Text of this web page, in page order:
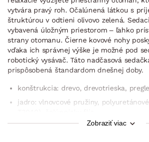
vytvára pravý roh. Očalúnená látkou s
štruktúrou v odtieni olivovo zelená.
vybavená úložným priestorom – ľahko
strany otomanu. Čierne kovové nohy
vďaka ich správnej výške je možné pod
robotický vysávač. Táto nadčasová
prispôsobená štandardom dnešnej doby.
konštrukcia: drevo, drevotrieska,
jadro: vlnovcové pružiny,
poťah: látka Loft 10 – látka s príjemne
Zobraziť viac